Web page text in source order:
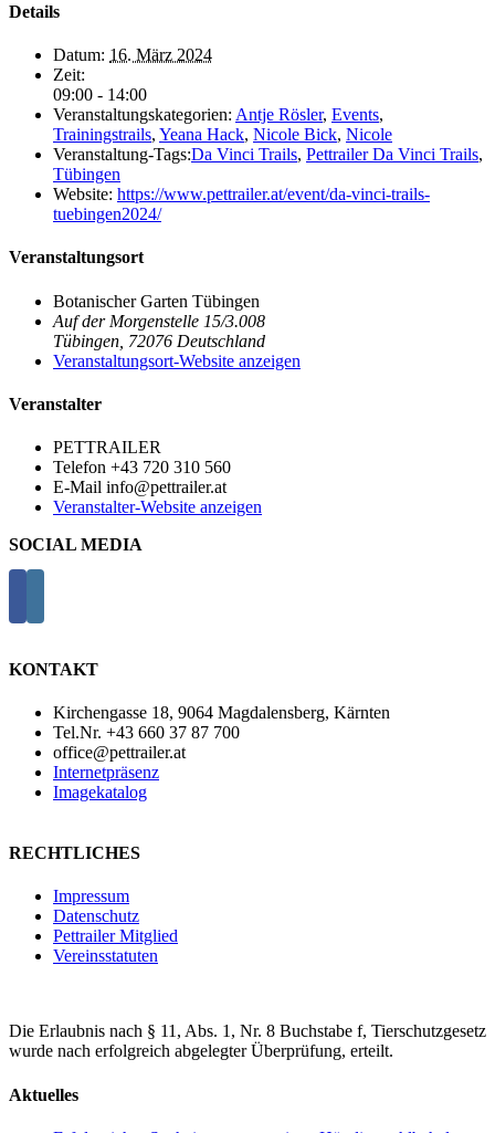
Details
Datum: 16. März 2024
Zeit:
09:00 - 14:00
Veranstaltungskategorien: Antje Rösler, Events,
Trainingstrails, Yeana Hack, Nicole Bick, Nicole
Veranstaltung-Tags:Da Vinci Trails, Pettrailer Da Vinci Trails,
Tübingen
Website: https://www.pettrailer.at/event/da-vinci-trails-
tuebingen2024/
Veranstaltungsort
Botanischer Garten Tübingen
Auf der Morgenstelle 15/3.008
Tübingen 72076 Deutschland
Veranstaltungsort-Website anzeigen
Veranstalter
PETTRAILER
Telefon +43 720 310 560
E-Mail info@pettrailer.at
Veranstalter-Website anzeigen
SOCIAL MEDIA
KONTAKT
Kirchengasse 18, 9064 Magdalensberg, Kärnten
Tel.Nr. +43 660 37 87 700
office@pettrailer.at
Internetpräsenz
Imagekatalog
RECHTLICHES
Impressum
Datenschutz
Pettrailer Mitglied
Vereinsstatuten
Die Erlaubnis nach § 11, Abs. 1, Nr. 8 Buchstabe f, Tierschutzgesetz
wurde nach erfolgreich abgelegter Überprüfung, erteilt.
Aktuelles